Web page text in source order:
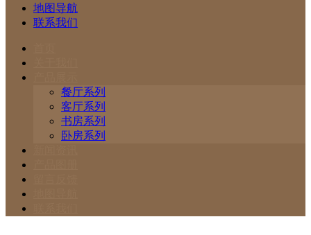
地图导航
联系我们
餐厅系列
客厅系列
书房系列
卧房系列